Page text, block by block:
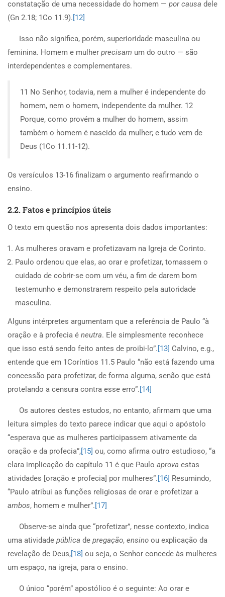
constatação de uma necessidade do homem — por causa dele
(Gn 2.18; 1Co 11.9).[12]
Isso não significa, porém, superioridade masculina ou
feminina. Homem e mulher precisam um do outro — são
interdependentes e complementares.
11 No Senhor, todavia, nem a mulher é independente do
homem, nem o homem, independente da mulher. 12
Porque, como provém a mulher do homem, assim
também o homem é nascido da mulher; e tudo vem de
Deus (1Co 11.11-12).
Os versículos 13-16 finalizam o argumento reafirmando o
ensino.
2.2. Fatos e princípios úteis
O texto em questão nos apresenta dois dados importantes:
As mulheres oravam e profetizavam na Igreja de Corinto.
Paulo ordenou que elas, ao orar e profetizar, tomassem o
cuidado de cobrir-se com um véu, a fim de darem bom
testemunho e demonstrarem respeito pela autoridade
masculina.
Alguns intérpretes argumentam que a referência de Paulo “à
oração e à profecia é neutra. Ele simplesmente reconhece
que isso está sendo feito antes de proibi-lo”.[13] Calvino, e.g.,
entende que em 1Coríntios 11.5 Paulo “não está fazendo uma
concessão para profetizar, de forma alguma, senão que está
protelando a censura contra esse erro”.[14]
Os autores destes estudos, no entanto, afirmam que uma
leitura simples do texto parece indicar que aqui o apóstolo
“esperava que as mulheres participassem ativamente da
oração e da profecia”,[15] ou, como afirma outro estudioso, “a
clara implicação do capítulo 11 é que Paulo aprova estas
atividades [oração e profecia] por mulheres”.[16] Resumindo,
“Paulo atribui as funções religiosas de orar e profetizar a
ambos, homem e mulher”.[17]
Observe-se ainda que “profetizar”, nesse contexto, indica
uma atividade pública de pregação, ensino ou explicação da
revelação de Deus,[18] ou seja, o Senhor concede às mulheres
um espaço, na igreja, para o ensino.
O único “porém” apostólico é o seguinte: Ao orar e